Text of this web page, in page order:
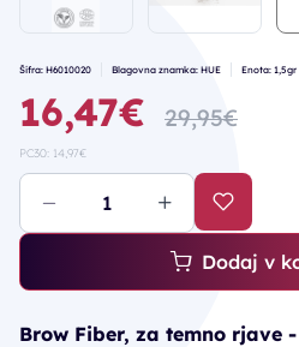
Šifra: H6010020 Blagovna znamka: HUE Enota: 1,5gr
16,47€ 29,95€
PC30: 14,97€
Dodaj v
Brow Fiber, za temno rjave